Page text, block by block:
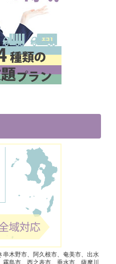
木野市、阿久根市、奄美市、出水
島市、西之表市、垂水市、薩摩川